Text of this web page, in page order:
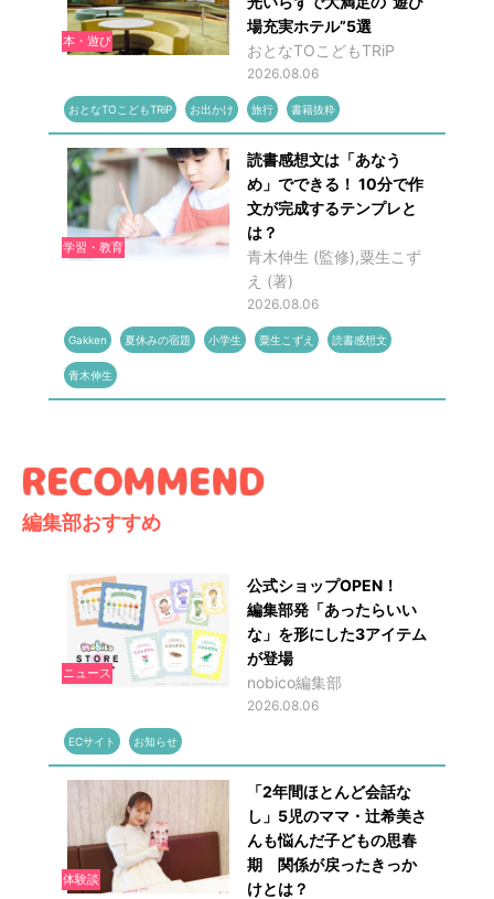
本・遊び
場充実ホテル”5選
おとなTOこどもTRiP
2026.08.06
おとなTOこどもTRiP お出かけ 旅行 書籍抜粋
学習・教育
読書感想文は「あなう
め」でできる！ 10分で作
文が完成するテンプレと
は？
青木伸生 (監修),粟生こず
え (著)
2026.08.06
Gakken 夏休みの宿題 小学生 粟生こずえ 読書感想文
青木伸生
編集部おすすめ
ニュース
公式ショップOPEN！
編集部発「あったらいい
な」を形にした3アイテム
が登場
nobico編集部
2026.08.06
ECサイト お知らせ
体験談
「2年間ほとんど会話な
し」5児のママ・辻希美さ
んも悩んだ子どもの思春
期 関係が戻ったきっか
けとは？